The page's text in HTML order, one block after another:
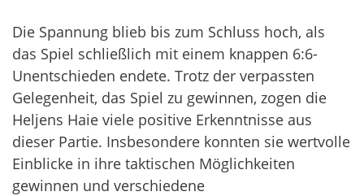
Die Spannung blieb bis zum Schluss hoch, als
das Spiel schließlich mit einem knappen 6:6-
Unentschieden endete. Trotz der verpassten
Gelegenheit, das Spiel zu gewinnen, zogen die
Heljens Haie viele positive Erkenntnisse aus
dieser Partie. Insbesondere konnten sie wertvolle
Einblicke in ihre taktischen Möglichkeiten
gewinnen und verschiedene